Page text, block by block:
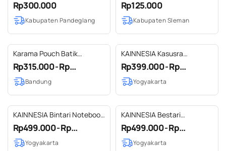
sonokeling
Rp300.000
Kabupaten Pandeglang
Rp125.000
Kabupaten Sleman
Karama Pouch Batik
Embroidery Genuine Leather
Kulit Asli - Nusantara Series
Gammara
Rp315.000 - Rp...
Bandung
KAINNESIA Kasusra
Passport Cover - Tenun Kulit
Sapi Asli
Rp399.000 - Rp...
Yogyakarta
KAINNESIA Bintari Notebook
- Tenun Kulit Sapi Asli
Rp499.000 - Rp...
Yogyakarta
KAINNESIA Bestari
Notebook - Tenun Kulit Sapi
Asli
Rp499.000 - Rp...
Yogyakarta